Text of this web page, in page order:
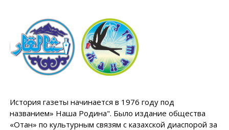
История газеты начинается в 1976 году под
названием» Наша Родина". Было издание общества
«Отан» по культурным связям с казахской диаспорой за